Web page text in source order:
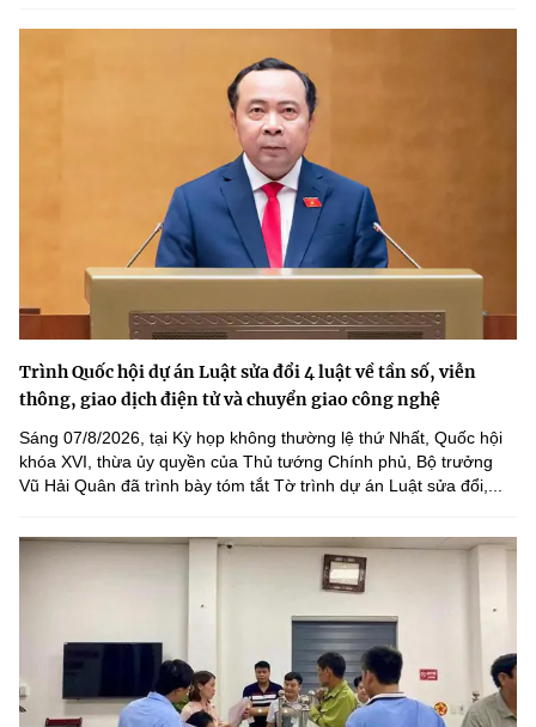
Trình Quốc hội dự án Luật sửa đổi 4 luật về tần số, viễn
thông, giao dịch điện tử và chuyển giao công nghệ
Sáng 07/8/2026, tại Kỳ họp không thường lệ thứ Nhất, Quốc hội
khóa XVI, thừa ủy quyền của Thủ tướng Chính phủ, Bộ trưởng
Vũ Hải Quân đã trình bày tóm tắt Tờ trình dự án Luật sửa đổi,...